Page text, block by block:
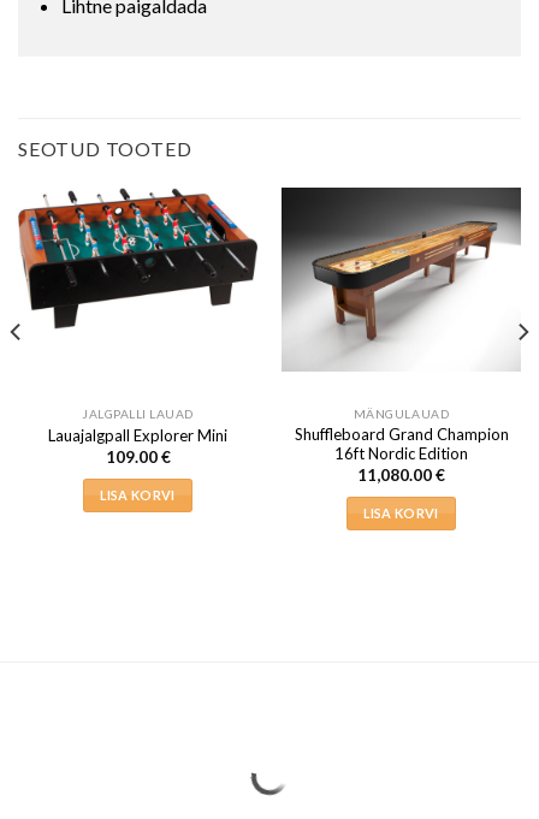
Lihtne paigaldada
SEOTUD TOOTED
JALGPALLI LAUAD
Lauajalgpall Explorer Mini
109.00€
LISA KORVI
MÄNGULAUAD
Shuffleboard Grand Champion
16ft Nordic Edition
11,080.00€
LISA KORVI